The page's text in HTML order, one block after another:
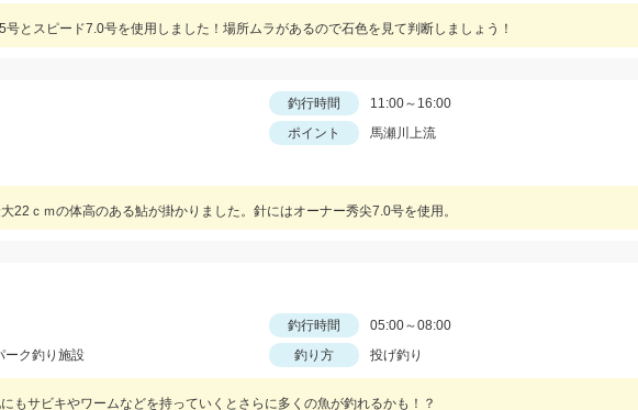
とスピード7.0号を使用しました！場所ムラがあるので石色を見て判断しましょう！
釣行時間
11:00～16:00
ポイント
馬瀬川上流
22ｃｍの体高のある鮎が掛かりました。針にはオーナー秀尖7.0号を使用。
釣行時間
05:00～08:00
ーク釣り施設 釣り方 投げ釣り
もサビキやワームなどを持っていくとさらに多くの魚が釣れるかも！？